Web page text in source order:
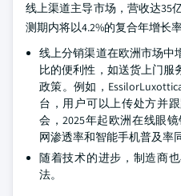
线上渠道主导市场，营收达35
测期内将以4.2%的复合年增长
线上分销渠道在欧洲市场中
比的便利性，如送货上门服
政策。例如，
台，用户可以上传处方并
会，2025年起欧洲在线眼
网渗透率和智能手机普及率
随着技术的进步，制造商
法。